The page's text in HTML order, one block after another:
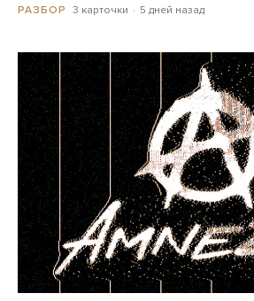
РАЗБОР 3 карточки 5 дней назад